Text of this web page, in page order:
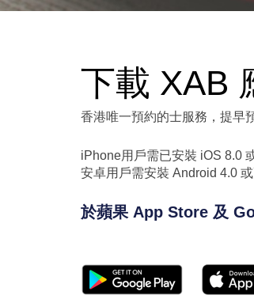
下載 XAB
香港唯一預約的士服務，提早
iPhone用戶需已安裝 iOS 8.0
安卓用戶需安裝 Android 4.0
於蘋果 App Store 及